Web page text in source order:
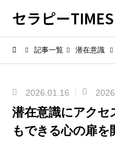
セラピーTIMES
記事一覧 潜在意識
2026.01.16
潜在意識にアクセ
もできる心の扉を